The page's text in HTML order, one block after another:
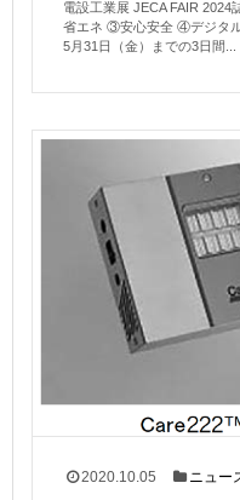
電設工業展 JECA FAIR
省エネ ③安心安全 ④デジタ
5月31日（金）までの3日間...
2020.10.05 ニュー